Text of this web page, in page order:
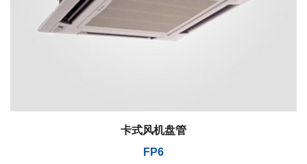
卡式风机盘管
FP6